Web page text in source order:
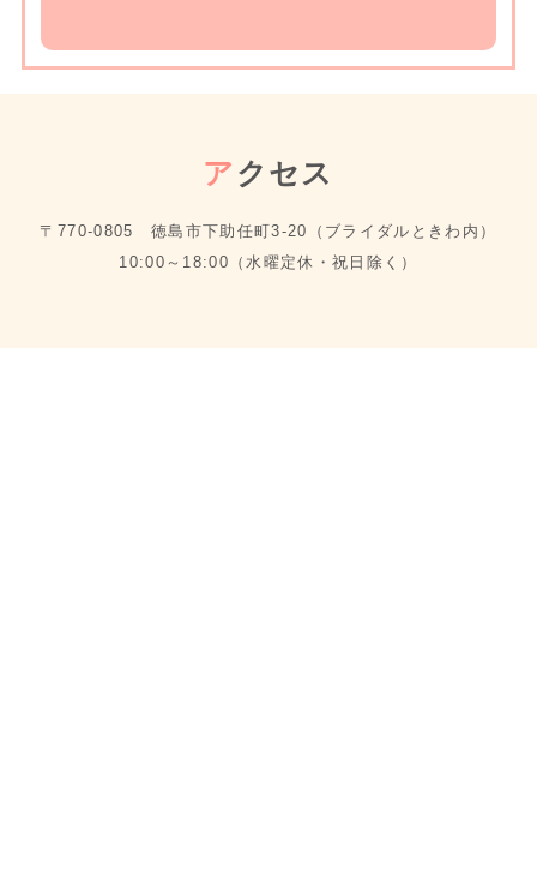
ア クセス
〒770-0805 徳島市下助任町3-20（ブライダルときわ内）
10:00～18:00（水曜定休・祝日除く）